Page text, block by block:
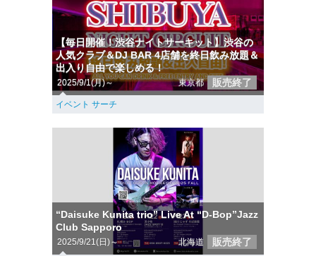
【毎日開催！渋谷ナイトサーキット】渋谷の
人気クラブ＆DJ BAR 4店舗を終日飲み放題＆
出入り自由で楽しめる！
2025/9/1(月)～ 東京都 販売終了
イベント サーチ
“Daisuke Kunita trio” Live At “D-Bop”Jazz
Club Sapporo
2025/9/21(日)～ 北海道 販売終了